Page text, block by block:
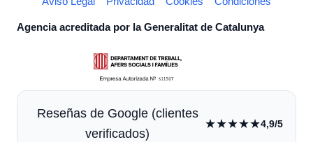
Agencia acreditada por la Generalitat de Catalunya
Reseñas de Google (clientes
verificados)
★★★★★4,9/5